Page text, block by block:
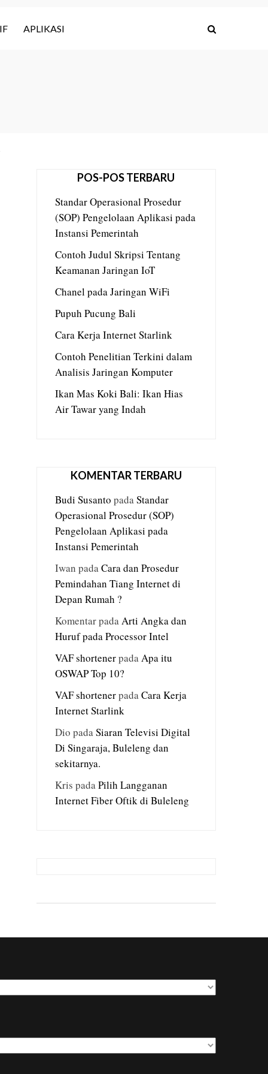
APLIKASI
POS-POS TERBARU
Standar Operasional Prosedur
(SOP) Pengelolaan Aplikasi pada
Instansi Pemerintah
Contoh Judul Skripsi Tentang
Keamanan Jaringan IoT
Chanel pada Jaringan WiFi
Pupuh Pucung Bali
Cara Kerja Internet Starlink
Contoh Penelitian Terkini dalam
Analisis Jaringan Komputer
Ikan Mas Koki Bali: Ikan Hias
Air Tawar yang Indah
KOMENTAR TERBARU
Budi Susanto padaStandar
Operasional Prosedur (SOP)
Pengelolaan Aplikasi pada
Instansi Pemerintah
Iwan padaCara dan Prosedur
Pemindahan Tiang Internet di
Depan Rumah ?
KomentarpadaArti Angka dan
Huruf pada Processor Intel
VAF shortenerpadaApa itu
OSWAP Top 10?
VAF shortenerpadaCara Kerja
Internet Starlink
Dio padaSiaran Televisi Digital
Di Singaraja, Buleleng dan
sekitarnya.
Kris padaPilih Langganan
Internet Fiber Oftik di Buleleng